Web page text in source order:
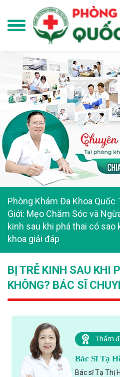
Phòng Khám Đa Khoa Quốc
Giới: Mẹo Chăm Sóc và
kinh sau khi phá thai có sao
khoa giải đáp
BỊ TRỄ KINH SAU KHI
KHÔNG? BÁC SĨ
Thẩm
Bác Sĩ Tạ
Bác sĩ Tạ Thị